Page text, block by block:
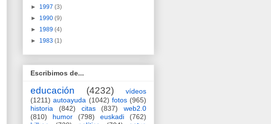
► 1997 (3)
► 1990 (9)
► 1989 (4)
► 1983 (1)
Escribimos de...
educación (4232)
vídeos
(1211) autoayuda (1042) fotos (965)
historia
(842) citas (837)
web2.0
(810)
humor (798) euskadi
(762)